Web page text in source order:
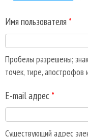
Имя пользователя *
Пробелы разрешены;
точек, тире, апострофов
E-mail адрес *
Существующий адрес